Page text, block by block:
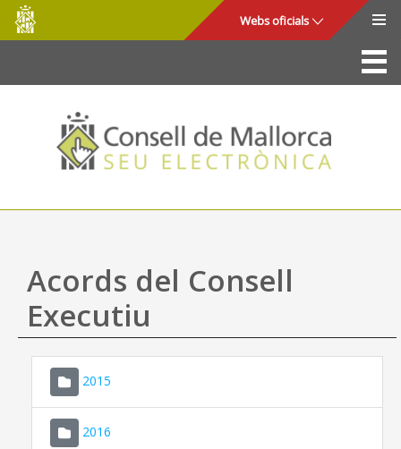
Salta al contingut principal
Consell
de
Mallorca
Webs oficials
La Seu
Consell de Mallorca
Accés i seguretat
Utilitats
Ajuda
Acords del Consell
Executiu
2015
2016